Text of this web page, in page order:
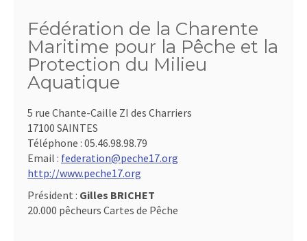
Fédération de la Charente
Maritime pour la Pêche et la
Protection du Milieu
Aquatique
5 rue Chante-Caille ZI des Charriers
17100 SAINTES
Téléphone : 05.46.98.98.79
Email : federation@peche17.org
http://www.peche17.org
Président : Gilles BRICHET
20.000 pêcheurs Cartes de Pêche